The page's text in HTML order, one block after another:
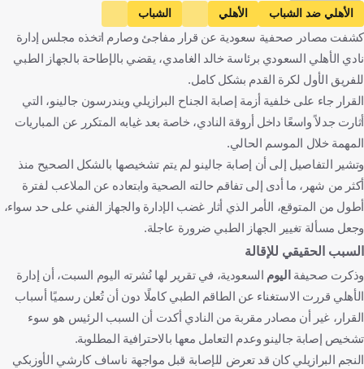
Getty Images
الأهلي ضد الشباب الأهلي
الشباب
دوري روشن السعودي
جالينو
المملكة العربية السعودية
البرازيل
كرة قدم
كشفت مصادر صحفية سعودية عن قرار مفاجئ وصارم اتخذه مجلس إدارة
نادي الأهلي السعودي برئاسة خالد الغامدي، يقضي بالإطاحة بالجهاز الطبي
للفريق الأول لكرة القدم بشكل كامل.
القرار جاء على خلفية أزمة إصابة الجناح البرازيلي ويندرسون جالينو، التي
أثارت جدلاً واسعًا داخل أروقة النادي، خاصة بعد غيابه المتكرر عن المباريات
المهمة خلال الموسم الحالي.
وتشير التفاصيل إلى أن إصابة جالينو لم يتم تشخيصها بالشكل الصحيح منذ
أكثر من شهر، ما أدى إلى تفاقم حالته الصحية وابتعاده عن الملاعب لفترة
أطول من المتوقع، الأمر الذي أثار غضب الإدارة والجهاز الفني على حد سواء،
وجعل مسألة تغيير الجهاز الطبي ضرورة عاجلة.
السبب الحقيقي للإقالة
وذكرت صحيفة اليوم السعودية، في تقرير لها نُشرته اليوم السبت، أن إدارة
الأهلي قررت الاستغناء عن الطاقم الطبي كاملًا دون أن تُعلن رسميًا أسباب
القرار، غير أن مصادر مقربة من النادي أكدت أن السبب الرئيس هو سوء
تشخيص إصابة جالينو وعدم التعامل معها بالاحترافية المطلوبة.
النجم البرازيلي كان قد تعرض للإصابة قبل مواجهة ناساف كارشي الأوزبكي